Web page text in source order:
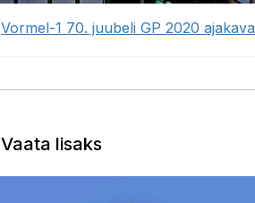
Vormel-1 70. juubeli GP 2020 ajakava
Vaata lisaks